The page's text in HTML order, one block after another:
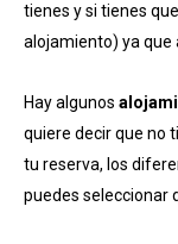
tienes y si tienes
alojamiento) ya que
Hay algunos
quiere decir que no
tu reserva, los
puedes seleccionar